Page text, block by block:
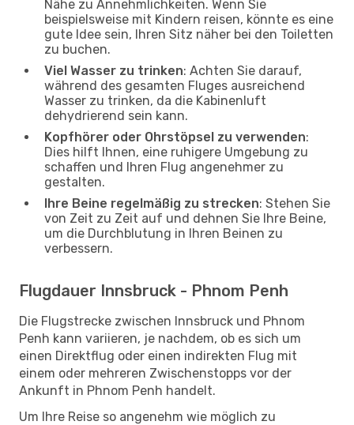
Nähe zu Annehmlichkeiten. Wenn Sie
beispielsweise mit Kindern reisen, könnte es eine
gute Idee sein, Ihren Sitz näher bei den Toiletten
zu buchen.
Viel Wasser zu trinken: Achten Sie darauf,
während des gesamten Fluges ausreichend
Wasser zu trinken, da die Kabinenluft
dehydrierend sein kann.
Kopfhörer oder Ohrstöpsel zu verwenden:
Dies hilft Ihnen, eine ruhigere Umgebung zu
schaffen und Ihren Flug angenehmer zu
gestalten.
Ihre Beine regelmäßig zu strecken: Stehen Sie
von Zeit zu Zeit auf und dehnen Sie Ihre Beine,
um die Durchblutung in Ihren Beinen zu
verbessern.
Flugdauer Innsbruck - Phnom Penh
Die Flugstrecke zwischen Innsbruck und Phnom
Penh kann variieren, je nachdem, ob es sich um
einen Direktflug oder einen indirekten Flug mit
einem oder mehreren Zwischenstopps vor der
Ankunft in Phnom Penh handelt.
Um Ihre Reise so angenehm wie möglich zu